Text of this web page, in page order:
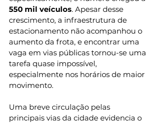
550 mil veículos. Apesar desse
crescimento, a infraestrutura de
estacionamento não acompanhou o
aumento da frota, e encontrar uma
vaga em vias públicas tornou-se uma
tarefa quase impossível,
especialmente nos horários de maior
movimento.
Uma breve circulação pelas
principais vias da cidade evidencia o